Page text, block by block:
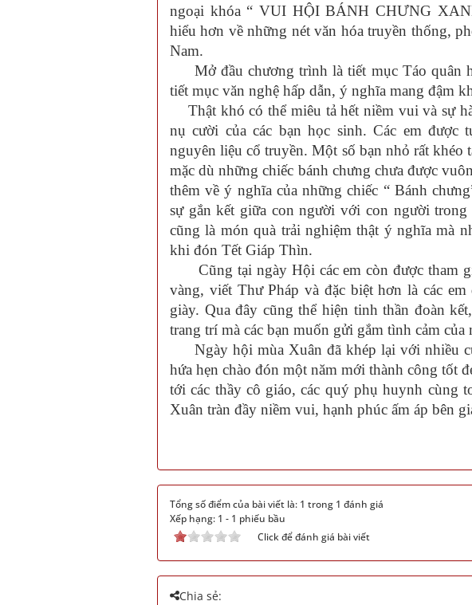
ngoại khóa “ VUI HỘI BÁNH CHƯNG
hiểu hơn về những nét văn hóa truyền thống,
Nam.
Mở đầu chương trình là tiết mục Táo quân
tiết mục văn nghệ hấp dẫn, ý nghĩa mang đậm
Thật khó có thể miêu tả hết niềm vui và sự
nụ cười của các bạn học sinh. Các em được
nguyên liệu cổ truyền. Một số bạn nhỏ rất khéo
mặc dù những chiếc bánh chưng chưa được
thêm về ý nghĩa của những chiếc “ Bánh
sự gắn kết giữa con người với con người
cũng là món quà trải nghiệm thật ý nghĩa mà
khi đón Tết Giáp Thìn.
Cũng tại ngày Hội các em còn được tham
vàng, viết Thư Pháp và đặc biệt hơn là các
giày. Qua đây cũng thể hiện tinh thần đoàn
trang trí mà các bạn muốn gửi gắm tình cảm của
Ngày hội mùa Xuân đã khép lại với nhiều
hứa hẹn chào đón một năm mới thành công tốt
tới các thầy cô giáo, các quý phụ huynh cùng
Xuân tràn đầy niềm vui, hạnh phúc ấm áp bên
Tổng số điểm của bài viết là: 1 trong 1 đánh giá
Xếp hạng: 1 - 1 phiếu bầu
Click để đánh giá bài viết
Chia sẻ: